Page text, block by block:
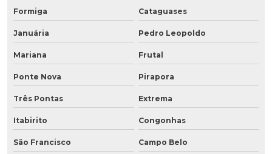
Formiga Cataguases
Januária Pedro Leopoldo
Mariana Frutal
Ponte Nova Pirapora
Três Pontas Extrema
Itabirito Congonhas
São Francisco Campo Belo